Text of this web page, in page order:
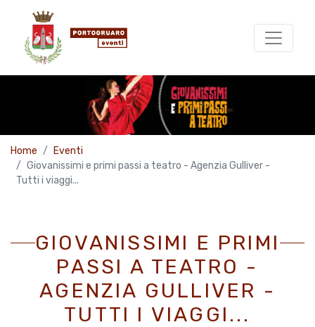
Home
Eventi
Giovanissimi e primi passi a teatro - Agenzia Gulliver -
Tutti i viaggi...
GIOVANISSIMI E PRIMI
PASSI A TEATRO -
AGENZIA GULLIVER -
TUTTI I VIAGGI...